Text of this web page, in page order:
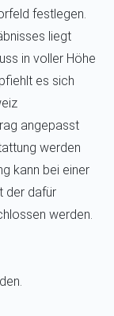
festlegen.
liegt
in voller Höhe
es sich
angepasst
werden
kann bei einer
der dafür
werden.